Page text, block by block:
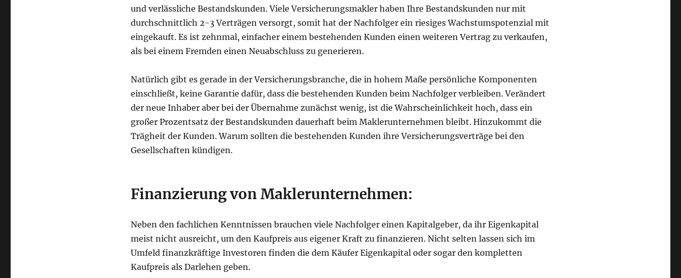
und verlässliche Bestandskunden. Viele Versicherungsmakler haben Ihre Bestandskunden nur mit
durchschnittlich 2-3 Verträgen versorgt, somit hat der Nachfolger ein riesiges Wachstumspotenzial mit
eingekauft. Es ist zehnmal, einfacher einem bestehenden Kunden einen weiteren Vertrag zu verkaufen,
als bei einem Fremden einen Neuabschluss zu generieren.
Natürlich gibt es gerade in der Versicherungsbranche, die in hohem Maße persönliche Komponenten
einschließt, keine Garantie dafür, dass die bestehenden Kunden beim Nachfolger verbleiben. Verändert
der neue Inhaber aber bei der Übernahme zunächst wenig, ist die Wahrscheinlichkeit hoch, dass ein
großer Prozentsatz der Bestandskunden dauerhaft beim Maklerunternehmen bleibt. Hinzukommt die
Trägheit der Kunden. Warum sollten die bestehenden Kunden ihre Versicherungsverträge bei den
Gesellschaften kündigen.
Finanzierung von Maklerunternehmen:
Neben den fachlichen Kenntnissen brauchen viele Nachfolger einen Kapitalgeber, da ihr Eigenkapital
meist nicht ausreicht, um den Kaufpreis aus eigener Kraft zu finanzieren. Nicht selten lassen sich im
Umfeld finanzkräftige Investoren finden die dem Käufer Eigenkapital oder sogar den kompletten
Kaufpreis als Darlehen geben.